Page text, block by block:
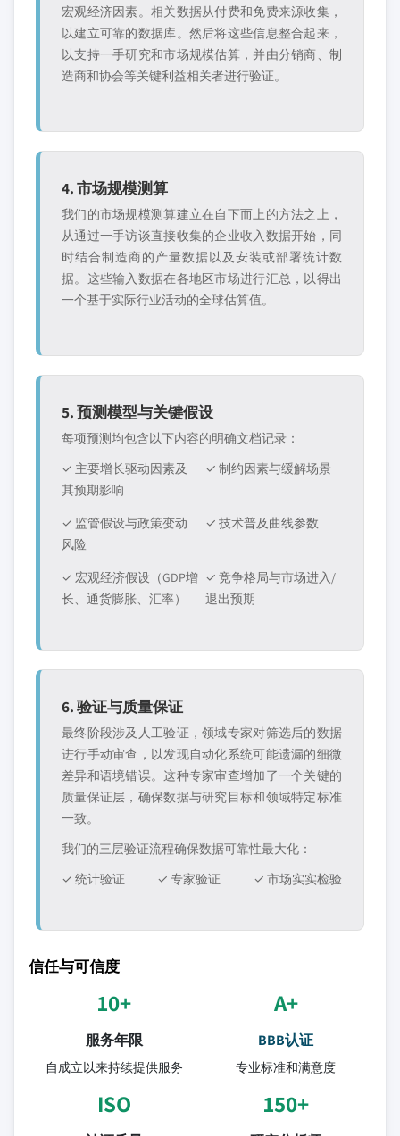
宏观经济因素。相关数据从付费和免费来源收集，
以建立可靠的数据库。然后将这些信息整合起来，
以支持一手研究和市场规模估算，并由分销商、制
造商和协会等关键利益相关者进行验证。
4. 市场规模测算
我们的市场规模测算建立在自下而上的方法之上，
从通过一手访谈直接收集的企业收入数据开始，同
时结合制造商的产量数据以及安装或部署统计数
据。这些输入数据在各地区市场进行汇总，以得出
一个基于实际行业活动的全球估算值。
5. 预测模型与关键假设
每项预测均包含以下内容的明确文档记录：
✓ 主要增长驱动因素及
其预期影响
✓ 制约因素与缓解场景
✓ 监管假设与政策变动
风险
✓ 技术普及曲线参数
✓ 宏观经济假设（GDP增
长、通货膨胀、汇率）
✓ 竞争格局与市场进入/
退出预期
6. 验证与质量保证
最终阶段涉及人工验证，领域专家对筛选后的数据
进行手动审查，以发现自动化系统可能遗漏的细微
差异和语境错误。这种专家审查增加了一个关键的
质量保证层，确保数据与研究目标和领域特定标准
一致。
我们的三层验证流程确保数据可靠性最大化：
✓ 统计验证
✓ 专家验证 ✓ 市场实实检验
信任与可信度
10+
服务年限
自成立以来持续提供服务
A+
BBB认证
专业标准和满意度
ISO 150+